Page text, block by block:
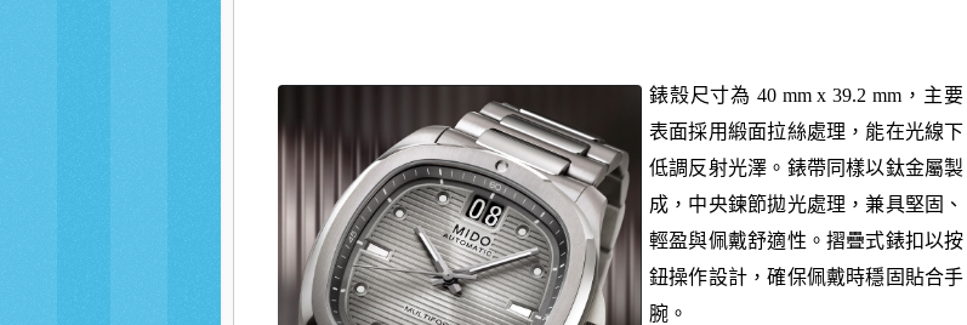
錶殼尺寸為 40 mm x 39.2 mm，主要
表面採用緞面拉絲處理，能在光線下
低調反射光澤。錶帶同樣以鈦金屬製
成，中央鍊節拋光處理，兼具堅固、
輕盈與佩戴舒適性。摺疊式錶扣以按
鈕操作設計，確保佩戴時穩固貼合手
腕。